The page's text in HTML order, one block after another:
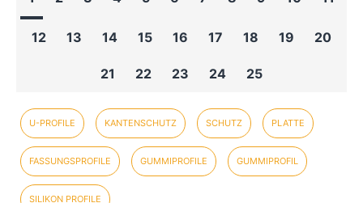
12 13 14 15 16 17 18 19 20
21 22 23 24 25
U-PROFILE KANTENSCHUTZ SCHUTZ PLATTE
FASSUNGSPROFILE GUMMIPROFILE GUMMIPROFIL
SILIKON PROFILE